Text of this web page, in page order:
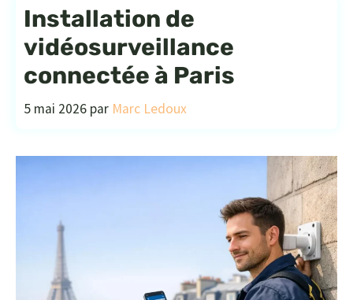
Installation de
vidéosurveillance
connectée à Paris
5 mai 2026 par Marc Ledoux